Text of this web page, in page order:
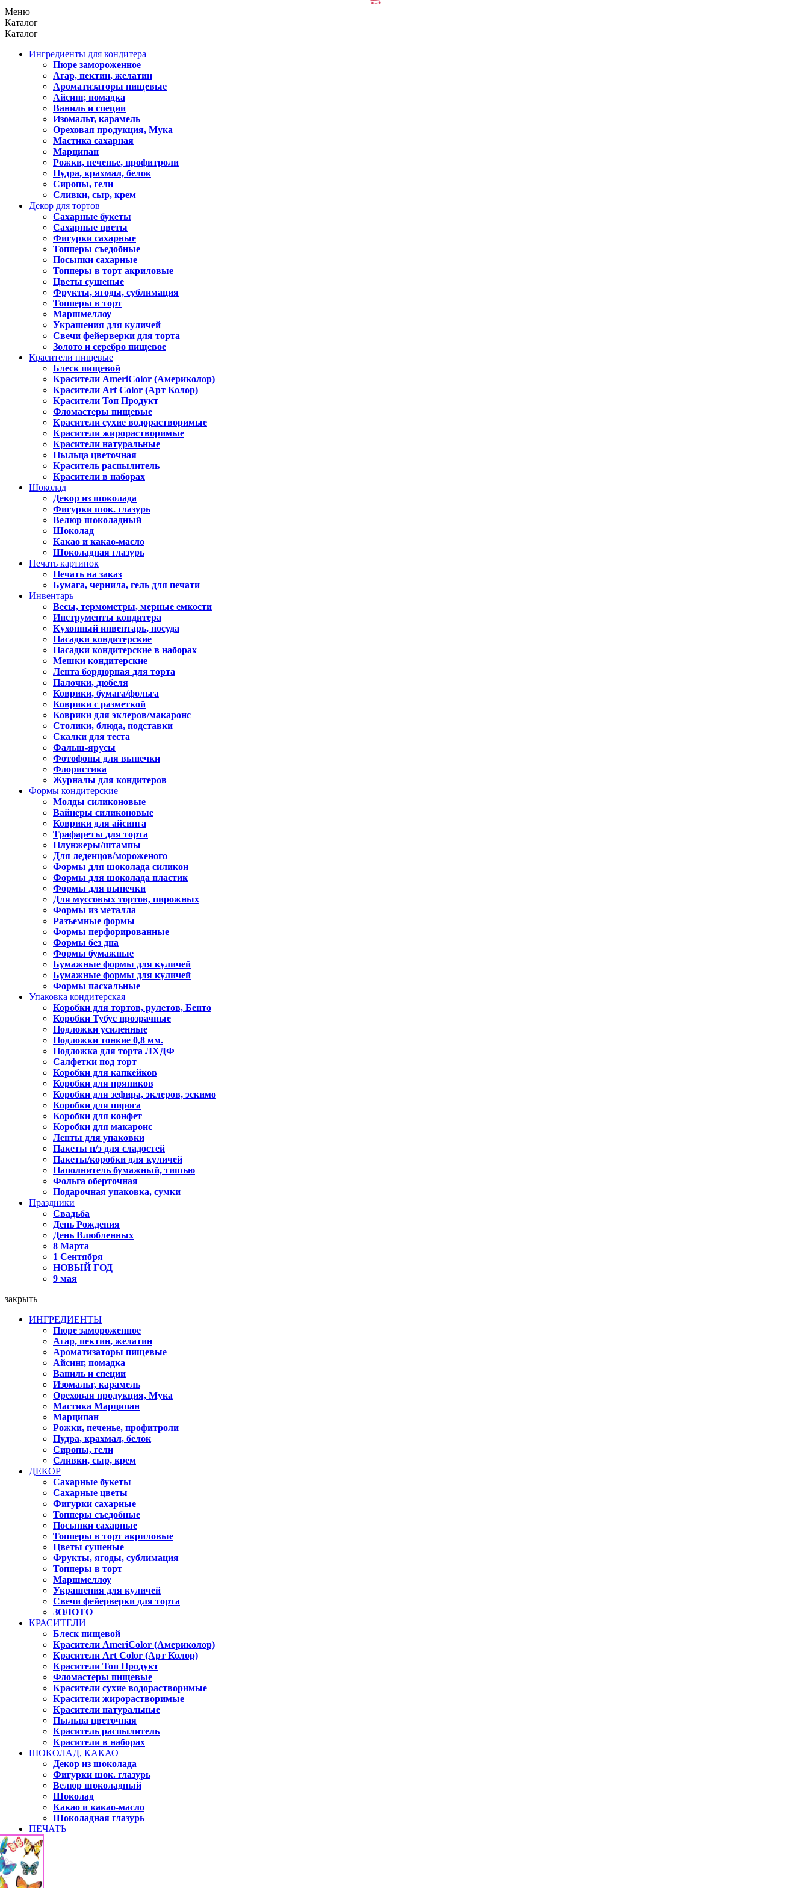
Меню
Каталог
Каталог
Ингредиенты для кондитера
Пюре замороженное
Агар, пектин, желатин
Ароматизаторы пищевые
Айсинг, помадка
Ваниль и специи
Изомальт, карамель
Ореховая продукция, Мука
Мастика сахарная
Марципан
Рожки, печенье, профитроли
Пудра, крахмал, белок
Сиропы, гели
Сливки, сыр, крем
Декор для тортов
Сахарные букеты
Сахарные цветы
Фигурки сахарные
Топперы съедобные
Посыпки сахарные
Топперы в торт акриловые
Цветы сушеные
Фрукты, ягоды, сублимация
Топперы в торт
Маршмеллоу
Украшения для куличей
Свечи фейерверки для торта
Золото и серебро пищевое
Красители пищевые
Блеск пищевой
Красители AmeriColor (Америколор)
Красители Art Color (Арт Колор)
Красители Топ Продукт
Фломастеры пищевые
Красители сухие водорастворимые
Красители жирорастворимые
Красители натуральные
Пыльца цветочная
Краситель распылитель
Красители в наборах
Шоколад
Декор из шоколада
Фигурки шок. глазурь
Велюр шоколадный
Шоколад
Какао и какао-масло
Шоколадная глазурь
Печать картинок
Печать на заказ
Бумага, чернила, гель для печати
Инвентарь
Весы, термометры, мерные емкости
Инструменты кондитера
Кухонный инвентарь, посуда
Насадки кондитерские
Насадки кондитерские в наборах
Мешки кондитерские
Лента бордюрная для торта
Палочки, дюбеля
Коврики, бумага/фольга
Коврики с разметкой
Коврики для эклеров/макаронс
Столики, блюда, подставки
Скалки для теста
Фальш-ярусы
Фотофоны для выпечки
Флористика
Журналы для кондитеров
Формы кондитерские
Молды силиконовые
Вайнеры силиконовые
Коврики для айсинга
Трафареты для торта
Плунжеры/штампы
Для леденцов/мороженого
Формы для шоколада силикон
Формы для шоколада пластик
Формы для выпечки
Для муссовых тортов, пирожных
Формы из металла
Разъемные формы
Формы перфорированные
Формы без дна
Формы бумажные
Бумажные формы для куличей
Бумажные формы для куличей
Формы пасхальные
Упаковка кондитерская
Коробки для тортов, рулетов, Бенто
Коробки Тубус прозрачные
Подложки усиленные
Подложки тонкие 0,8 мм.
Подложка для торта ЛХДФ
Салфетки под торт
Коробки для капкейков
Коробки для пряников
Коробки для зефира, эклеров, эскимо
Коробки для пирога
Коробки для конфет
Коробки для макаронс
Ленты для упаковки
Пакеты п/э для сладостей
Пакеты/коробки для куличей
Наполнитель бумажный, тишью
Фольга оберточная
Подарочная упаковка, сумки
Праздники
Свадьба
День Рождения
День Влюбленных
8 Марта
1 Сентября
НОВЫЙ ГОД
9 мая
закрыть
ИНГРЕДИЕНТЫ
Пюре замороженное
Агар, пектин, желатин
Ароматизаторы пищевые
Айсинг, помадка
Ваниль и специи
Изомальт, карамель
Ореховая продукция, Мука
Мастика Марципан
Марципан
Рожки, печенье, профитроли
Пудра, крахмал, белок
Сиропы, гели
Сливки, сыр, крем
ДЕКОР
Сахарные букеты
Сахарные цветы
Фигурки сахарные
Топперы съедобные
Посыпки сахарные
Топперы в торт акриловые
Цветы сушеные
Фрукты, ягоды, сублимация
Топперы в торт
Маршмеллоу
Украшения для куличей
Свечи фейерверки для торта
ЗОЛОТО
КРАСИТЕЛИ
Блеск пищевой
Красители AmeriColor (Америколор)
Красители Art Color (Арт Колор)
Красители Топ Продукт
Фломастеры пищевые
Красители сухие водорастворимые
Красители жирорастворимые
Красители натуральные
Пыльца цветочная
Краситель распылитель
Красители в наборах
ШОКОЛАД, КАКАО
Декор из шоколада
Фигурки шок. глазурь
Велюр шоколадный
Шоколад
Какао и какао-масло
Шоколадная глазурь
ПЕЧАТЬ